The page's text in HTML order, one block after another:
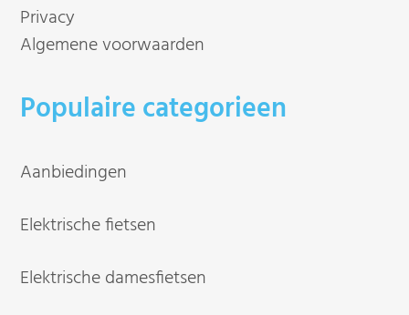
Privacy
Algemene voorwaarden
Populaire categorieen
Aanbiedingen
Elektrische fietsen
Elektrische damesfietsen